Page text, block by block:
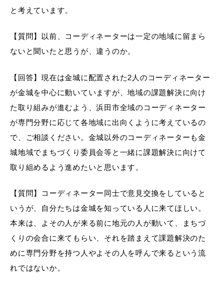
と考えています。
【質問】以前、コーディネーターは一定の地域に留まら
ないと聞いたと思うが、違うのか。
【回答】現在は金城に配置された2人のコーディネーター
が金城を中心に動いていますが、地域の課題解決に向け
た取り組みが進むよう、浜田市全域のコーディネーター
が専門分野に応じて各地域に出向くように考えているの
で、ご相談ください。金城以外のコーディネーターも金
城地域でまちづくり委員会等と一緒に課題解決に向けて
取り組めるよう進めたいと思います。
【質問】コーディネーター同士で意見交換をしていると
いうが、自分たちは金城を知っている人に来てほしい。
本来は、よその人が来る前に地元の人が動いて、まちづ
くりの会合に来てもらい、それを踏まえて課題解決のた
めに専門分野を持つ人やよその人を呼んで来るという流
れではないか。